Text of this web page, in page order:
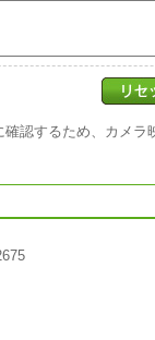
認するため、カメ